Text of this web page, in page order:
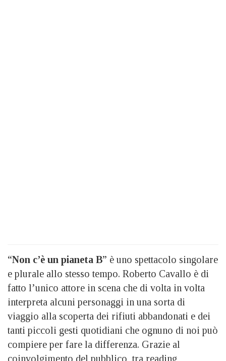
“Non c’è un pianeta B” è uno spettacolo singolare
e plurale allo stesso tempo. Roberto Cavallo è di
fatto l’unico attore in scena che di volta in volta
interpreta alcuni personaggi in una sorta di
viaggio alla scoperta dei rifiuti abbandonati e dei
tanti piccoli gesti quotidiani che ognuno di noi può
compiere per fare la differenza. Grazie al
coinvolgimento del pubblico, tra reading,